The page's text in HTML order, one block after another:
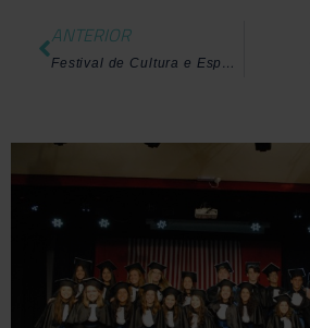
ANTERIOR
Festival de Cultura e Esportes